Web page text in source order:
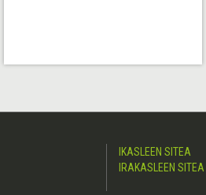
IKASLEEN SITEA
IRAKASLEEN SITEA